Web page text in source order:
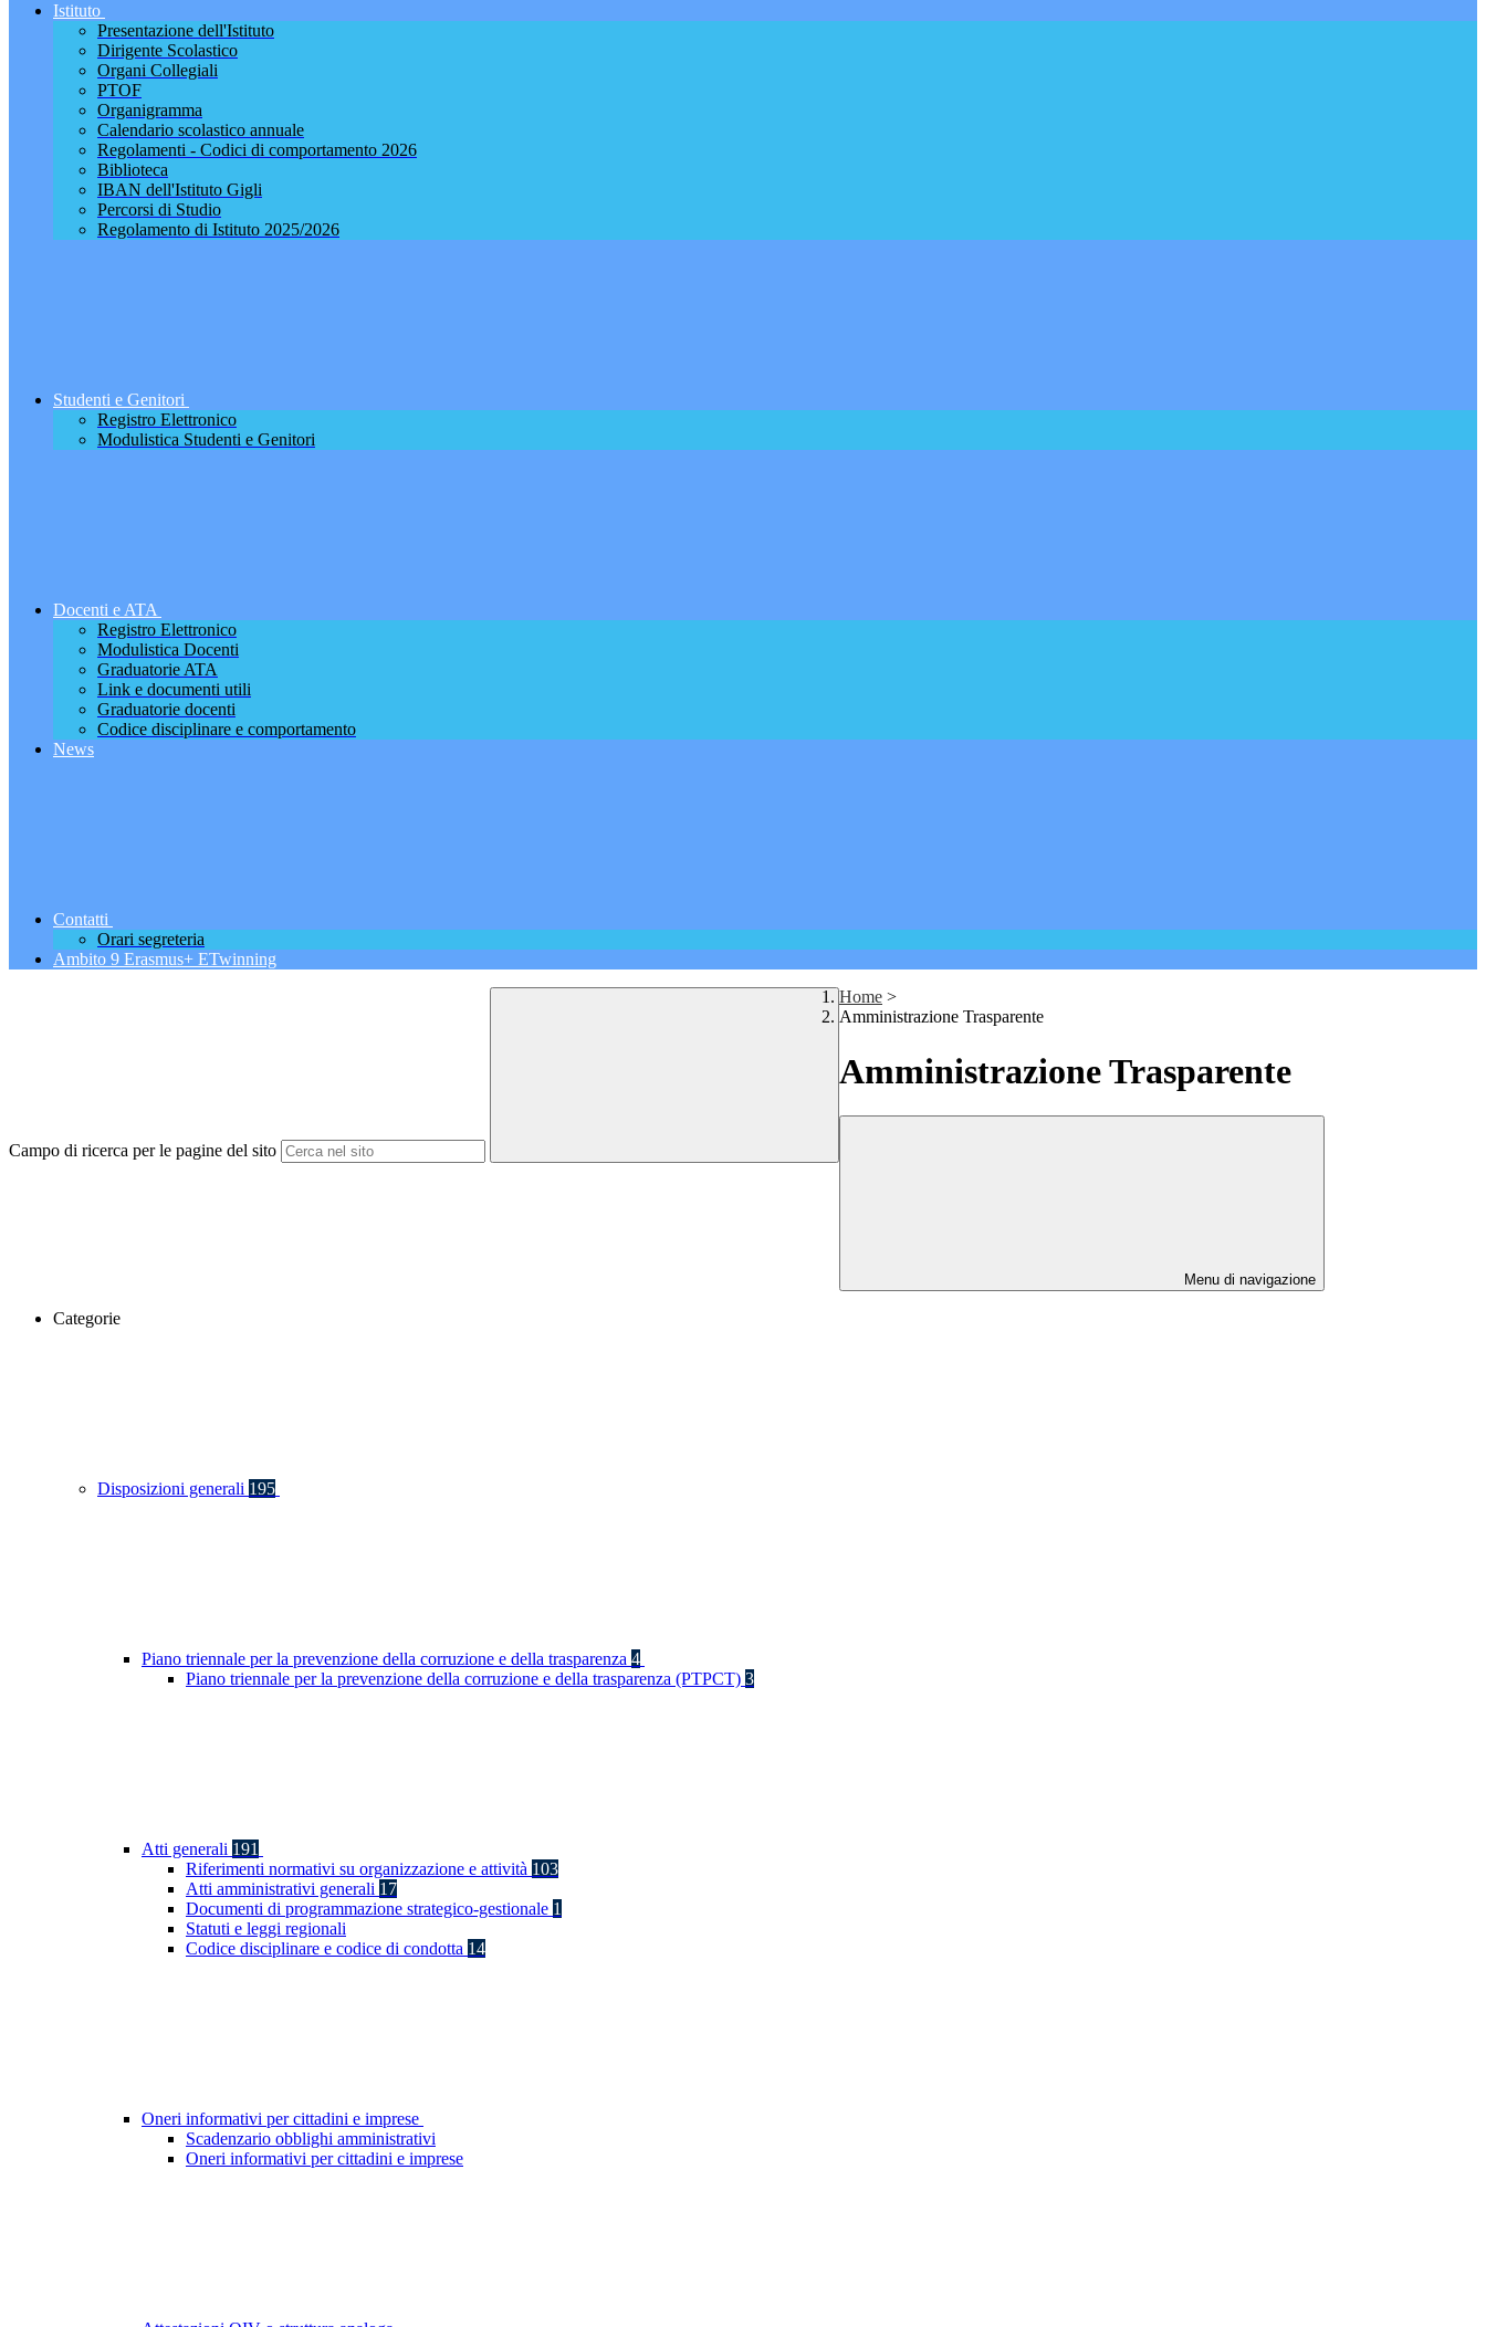
Istituto
Presentazione dell'Istituto
Dirigente Scolastico
Organi Collegiali
PTOF
Organigramma
Calendario scolastico annuale
Regolamenti - Codici di comportamento 2026
Biblioteca
IBAN dell'Istituto Gigli
Percorsi di Studio
Regolamento di Istituto 2025/2026
Studenti e Genitori
Registro Elettronico
Modulistica Studenti e Genitori
Docenti e ATA
Registro Elettronico
Modulistica Docenti
Graduatorie ATA
Link e documenti utili
Graduatorie docenti
Codice disciplinare e comportamento
News
Contatti
Orari segreteria
Ambito 9 Erasmus+ ETwinning
Campo di ricerca per le pagine del sito
Home >
Amministrazione Trasparente
Amministrazione Trasparente
Menu di navigazione
Categorie
Disposizioni generali 195
Piano triennale per la prevenzione della corruzione e della trasparenza 4
Piano triennale per la prevenzione della corruzione e della trasparenza (PTPCT) 3
Atti generali 191
Riferimenti normativi su organizzazione e attività 103
Atti amministrativi generali 17
Documenti di programmazione strategico-gestionale 1
Statuti e leggi regionali
Codice disciplinare e codice di condotta 14
Oneri informativi per cittadini e imprese
Scadenzario obblighi amministrativi
Oneri informativi per cittadini e imprese